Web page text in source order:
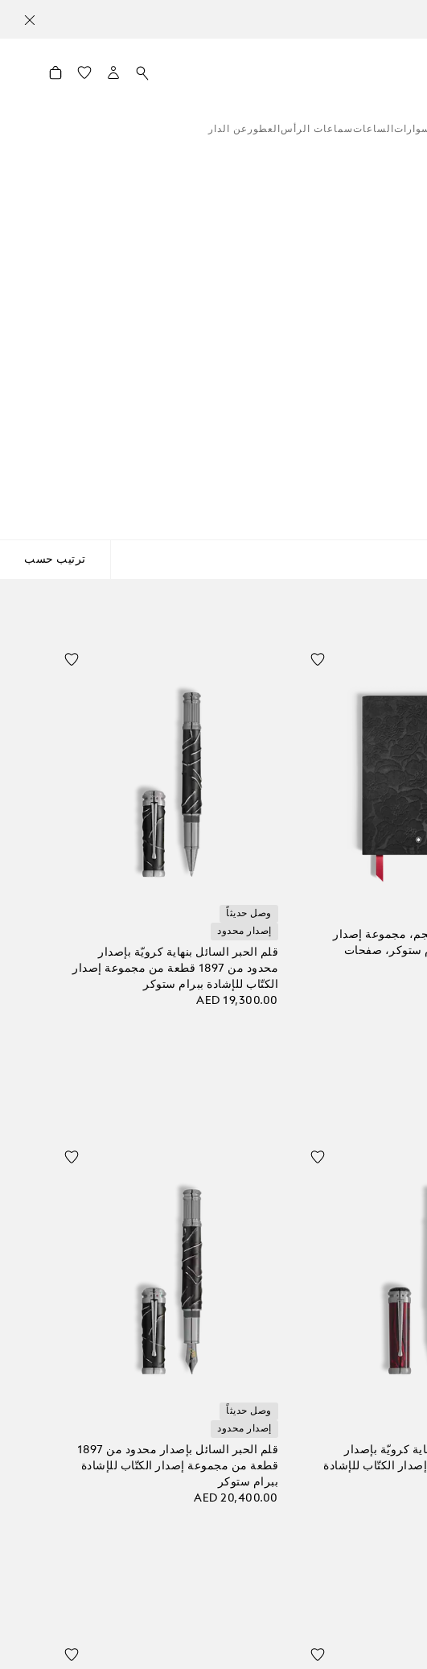
الساعاتسماعات الرأس العطور عن الدار
ترتيب حسب
مجموعة إصدار
ستوكر، صفحات
وصل حديثاً
إصدار محدود
قلم الحبر السائل بنهاية كرويّة بإصدار
محدود من 1897 قطعة من مجموعة إصدار
الكتّاب للإشادة ببرام ستوكر
AED 19,300.00
كرويّة بإصدار
الكتّاب للإشادة
وصل حديثاً
إصدار محدود
قلم الحبر السائل بإصدار محدود من 1897
قطعة من مجموعة إصدار الكتّاب للإشادة
ببرام ستوكر
AED 20,400.00